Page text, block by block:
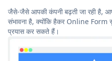
जैसे-जैसे आपकी कंपनी बढ़ती जा रही है,
संभावना है, क्योंकि हैकर Online Form
प्रयास कर सकते हैं।